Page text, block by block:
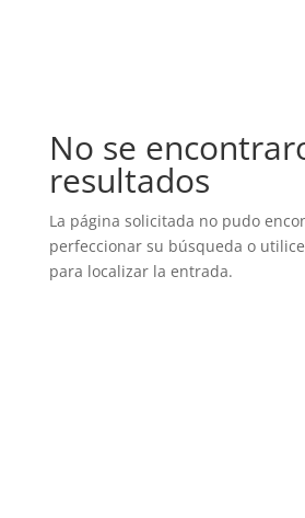
No se
resultados
La página solicitada no pudo
perfeccionar su búsqueda o
para localizar la entrada.